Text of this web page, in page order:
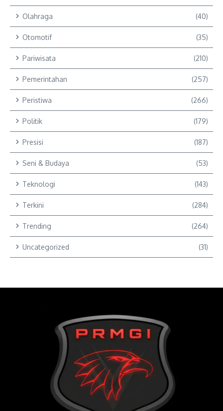
Olahraga (40)
Otomotif (35)
Pariwisata (210)
Pemerintahan (257)
Peristiwa (266)
Politik (179)
Presisi (187)
Seni & Budaya (53)
Teknologi (143)
Terkini (284)
Trending (264)
Uncategorized (31)